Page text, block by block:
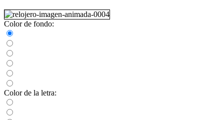
Color de fondo:
Color de la letra: